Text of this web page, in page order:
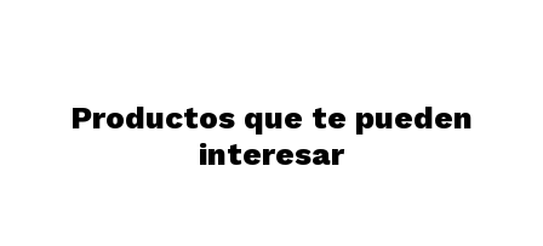
Productos que te pueden
interesar